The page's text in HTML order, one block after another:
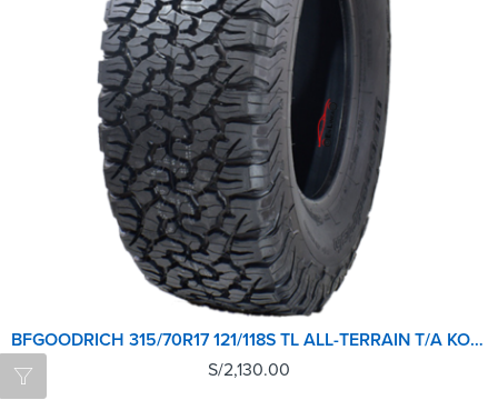
BFGOODRICH 315/70R17 121/118S TL ALL-TERRAIN T/A KO2 LRE RBL GO
S/2,130.00